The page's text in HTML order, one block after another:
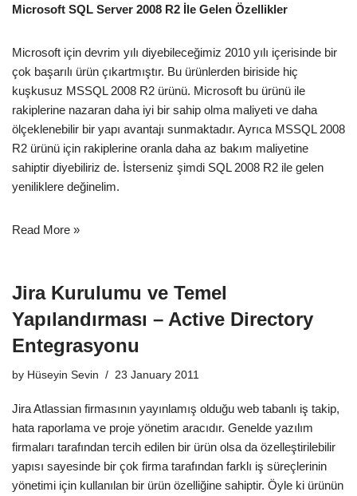
Microsoft SQL Server 2008 R2 İle Gelen Özellikler
Microsoft için devrim yılı diyebileceğimiz 2010 yılı içerisinde bir
çok başarılı ürün çıkartmıştır. Bu ürünlerden biriside hiç
kuşkusuz MSSQL 2008 R2 ürünü. Microsoft bu ürünü ile
rakiplerine nazaran daha iyi bir sahip olma maliyeti ve daha
ölçeklenebilir bir yapı avantajı sunmaktadır. Ayrıca MSSQL 2008
R2 ürünü için rakiplerine oranla daha az bakım maliyetine
sahiptir diyebiliriz de. İsterseniz şimdi SQL 2008 R2 ile gelen
yeniliklere değinelim.
Read More »
Jira Kurulumu ve Temel
Yapılandırması – Active Directory
Entegrasyonu
by Hüseyin Sevin 23 January 2011
Jira Atlassian firmasının yayınlamış olduğu web tabanlı iş takip,
hata raporlama ve proje yönetim aracıdır. Genelde yazılım
firmaları tarafından tercih edilen bir ürün olsa da özelleştirilebilir
yapısı sayesinde bir çok firma tarafından farklı iş süreçlerinin
yönetimi için kullanılan bir ürün özelliğine sahiptir. Öyle ki ürünün